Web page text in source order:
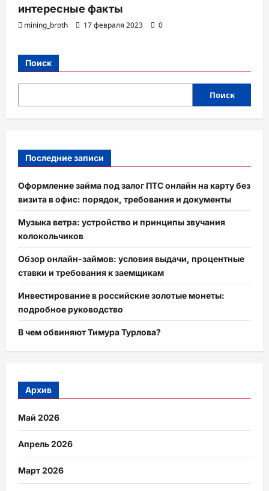
интересные факты
mining_broth 17 февраля 2023 0
Поиск
Поиск
Последние записи
Оформление займа под залог ПТС онлайн на карту без
визита в офис: порядок, требования и документы
Музыка ветра: устройство и принципы звучания
колокольчиков
Обзор онлайн-займов: условия выдачи, процентные
ставки и требования к заемщикам
Инвестирование в российские золотые монеты:
подробное руководство
В чем обвиняют Тимура Турлова?
Архив
Май 2026
Апрель 2026
Март 2026